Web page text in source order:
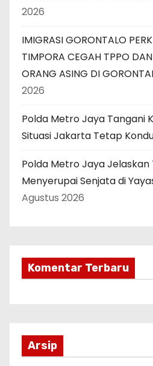
2026
IMIGRASI GORONTALO
TIMPORA CEGAH TPPO
ORANG ASING DI
2026
Polda Metro Jaya Tangani
Situasi Jakarta Tetap
Polda Metro Jaya Jelaskan
Menyerupai Senjata di
Agustus 2026
Komentar Terbaru
Arsip